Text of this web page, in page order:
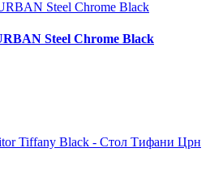
Steel Chrome Black